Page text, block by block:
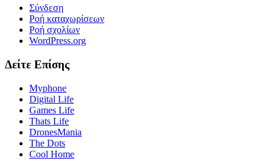
Σύνδεση
Ροή καταχωρίσεων
Ροή σχολίων
WordPress.org
Δείτε Επίσης
Myphone
Digital Life
Games Life
Thats Life
DronesMania
The Dots
Cool Home